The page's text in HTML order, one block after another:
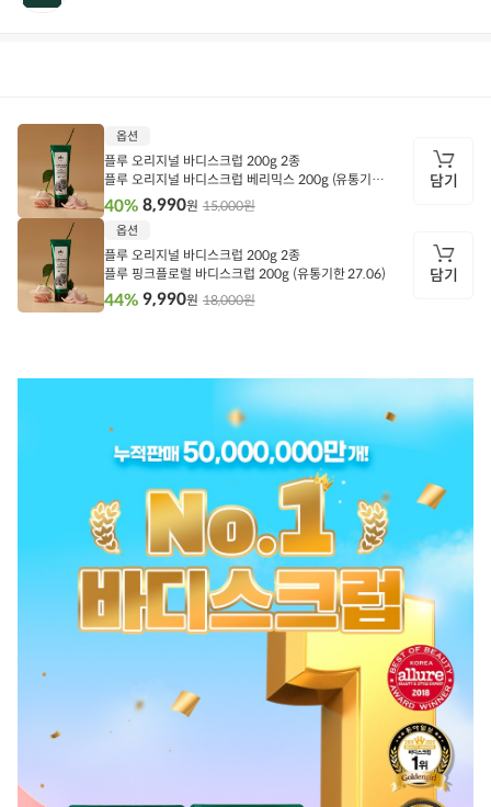
상
담
옵션
플루 오리지널 바디스크럽 200g 2종
플루 오리지널 바디스크럽 베리믹스 200g (유통기한
27.05)
15,000원
40% 8,990원
담기
담
옵션
플루 오리지널 바디스크럽 200g 2종
플루 핑크플로럴 바디스크럽 200g (유통기한 27.06)
18,000원
44% 9,990원
담기